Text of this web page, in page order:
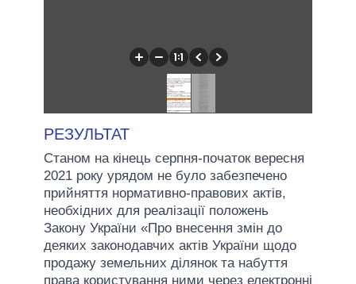
РЕЗУЛЬТАТ
Станом на кінець серпня-початок вересня
2021 року урядом не було забезпечено
прийняття нормативно-правових актів,
необхідних для реалізації положень
Закону України «Про внесення змін до
деяких законодавчих актів України щодо
продажу земельних ділянок та набуття
права користування ними через електронні